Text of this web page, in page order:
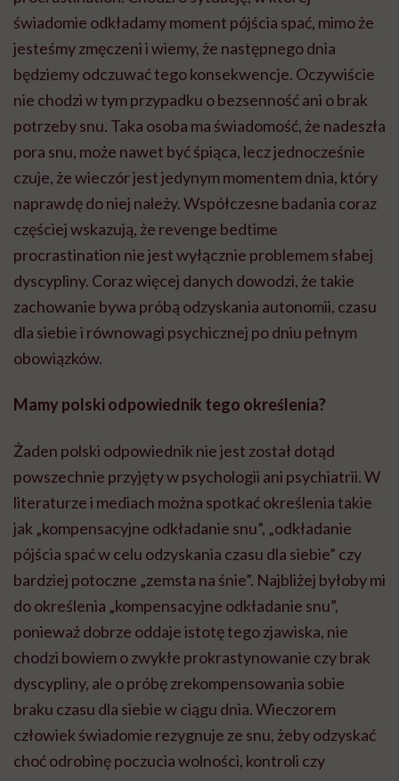
świadomie odkładamy moment pójścia spać, mimo że
jesteśmy zmęczeni i wiemy, że następnego dnia
będziemy odczuwać tego konsekwencje. Oczywiście
nie chodzi w tym przypadku o bezsenność ani o brak
potrzeby snu. Taka osoba ma świadomość, że nadeszła
pora snu, może nawet być śpiąca, lecz jednocześnie
czuje, że wieczór jest jedynym momentem dnia, który
naprawdę do niej należy. Współczesne badania coraz
częściej wskazują, że revenge bedtime
procrastination nie jest wyłącznie problemem słabej
dyscypliny. Coraz więcej danych dowodzi, że takie
zachowanie bywa próbą odzyskania autonomii, czasu
dla siebie i równowagi psychicznej po dniu pełnym
obowiązków.
Mamy polski odpowiednik tego określenia?
Żaden polski odpowiednik nie jest został dotąd
powszechnie przyjęty w psychologii ani psychiatrii. W
literaturze i mediach można spotkać określenia takie
jak „kompensacyjne odkładanie snu”, „odkładanie
pójścia spać w celu odzyskania czasu dla siebie” czy
bardziej potoczne „zemsta na śnie”. Najbliżej byłoby mi
do określenia „kompensacyjne odkładanie snu”,
ponieważ dobrze oddaje istotę tego zjawiska, nie
chodzi bowiem o zwykłe prokrastynowanie czy brak
dyscypliny, ale o próbę zrekompensowania sobie
braku czasu dla siebie w ciągu dnia. Wieczorem
człowiek świadomie rezygnuje ze snu, żeby odzyskać
choć odrobinę poczucia wolności, kontroli czy